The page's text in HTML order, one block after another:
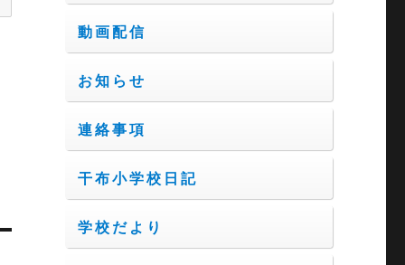
動画配信
お知らせ
連絡事項
干布小学校日記
学校だより